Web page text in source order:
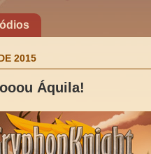
2015
Áquila!